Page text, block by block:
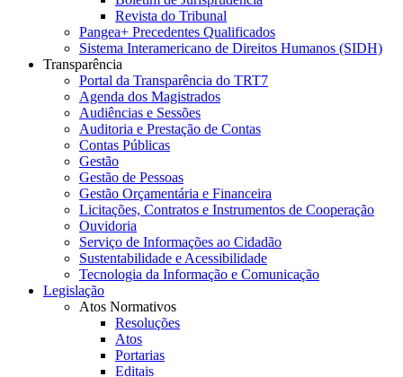
Revista do Tribunal
Pangea+ Precedentes Qualificados
Sistema Interamericano de Direitos Humanos (SIDH)
Transparência
Portal da Transparência do TRT7
Agenda dos Magistrados
Audiências e Sessões
Auditoria e Prestação de Contas
Contas Públicas
Gestão
Gestão de Pessoas
Gestão Orçamentária e Financeira
Licitações, Contratos e Instrumentos de Cooperação
Ouvidoria
Serviço de Informações ao Cidadão
Sustentabilidade e Acessibilidade
Tecnologia da Informação e Comunicação
Legislação
Atos Normativos
Resoluções
Atos
Portarias
Editais